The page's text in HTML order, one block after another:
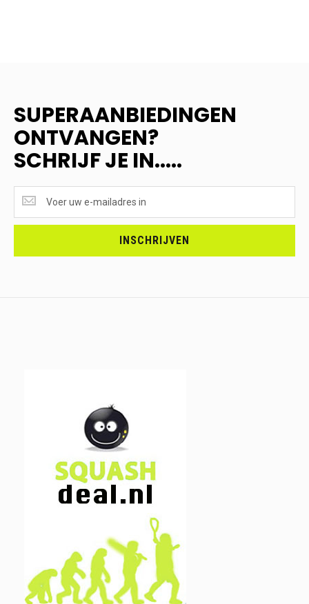
SUPERAANBIEDINGEN
ONTVANGEN?
SCHRIJF JE IN.....
ONTVANGEN?
<br>SCHRIJF
INSCHRIJVEN